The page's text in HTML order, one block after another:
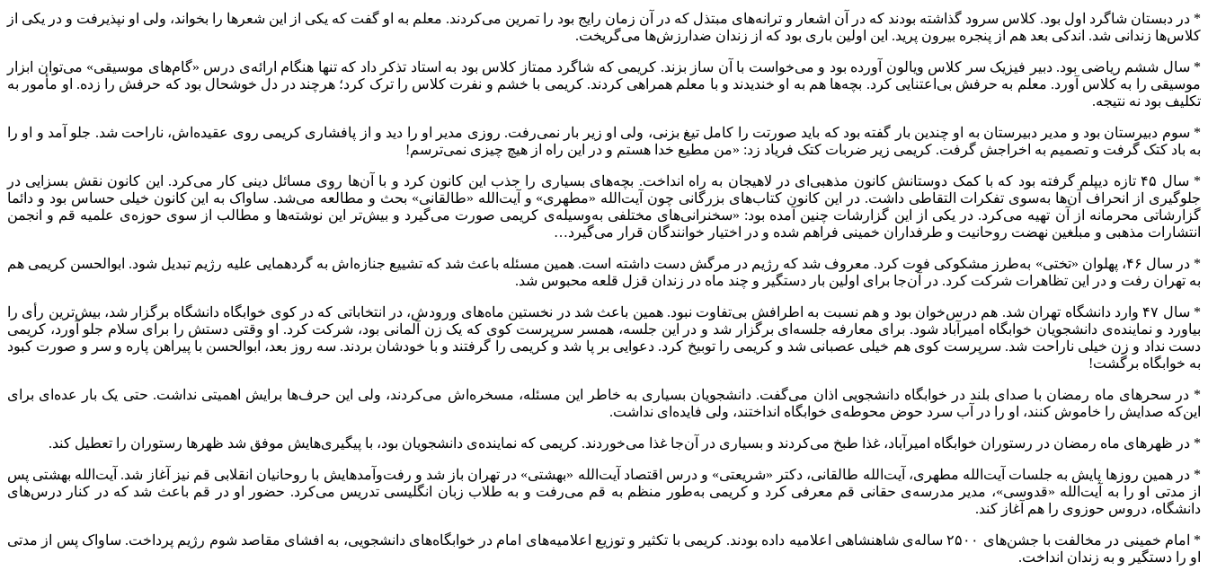
* در دبستان شاگرد اول بود. کلاس سرود گذاشته بودند که در آن اشعار و ترانه‌های مبتذل که در آن زمان رایج بود را تمرین می‌کردند. معلم به او گفت که یکی از این شعرها را بخواند، ولی او نپذیرفت و در یکی از
کلاس‌ها زندانی شد. اندکی بعد هم از پنجره بیرون پرید. این اولین باری بود که از زندان ضد‌ارزش‌ها می‌گریخت.
* سال ششم ریاضی بود. دبیر فیزیک سر کلاس ویالون آورده بود و می‌خواست با آن ساز بزند. کریمی که شاگرد ممتاز کلاس بود به استاد تذکر داد که تنها هنگام ارائه‌ی درس «گام‌های موسیقی» می‌توان ابزار
موسیقی را به کلاس آورد. معلم به حرفش بی‌اعتنایی کرد. بچه‌ها هم به او خندیدند و با معلم همراهی کردند. کریمی با خشم و نفرت کلاس را ترک کرد؛ هرچند در دل خوشحال بود که حرفش را زده. او مأمور به
تکلیف بود نه نتیجه.
* سوم دبیرستان بود و مدیر دبیرستان به او چندین بار گفته بود که باید صورتت را کامل تیغ بزنی، ولی او زیر بار نمی‌رفت. روزی مدیر او را دید و از پافشاری کریمی روی عقیده‌اش، ناراحت شد. جلو آمد و او را
به باد کتک گرفت و تصمیم به اخراجش گرفت. کریمی زیر ضربات کتک فریاد ‌زد: «من مطیع خدا هستم و در این راه از هیچ چیزی نمی‌ترسم!
* سال ۴۵ تازه دیپلم گرفته بود که با کمک دوستانش کانون مذهبی‌ای در لاهیجان به راه انداخت. بچه‌های بسیاری را جذب این کانون کرد و با آن‌ها روی مسائل دینی کار می‌کرد. این کانون نقش بسزایی در
جلوگیری از انحراف آن‌ها به‌سوی تفکرات التقاطی داشت. در این کانون کتاب‌های بزرگانی چون آیت‌الله «مطهری» و آیت‌الله «طالقانی» بحث و مطالعه می‌شد. ساواک به این کانون خیلی حساس بود و دائما
گزارشاتی محرمانه از آن تهیه می‌کرد. در یکی از این گزارشات چنین آمده بود: «سخنرانی‌های مختلفی به‌وسیله‌ی کریمی صورت می‌گیرد و بیش‌تر این نوشته‌ها و مطالب از سوی حوزه‌ی علمیه قم و انجمن
انتشارات مذهبی و مبلغین نهضت روحانیت و طرفداران خمینی فراهم شده و در اختیار خوانندگان قرار می‌گیرد…
* در سال ۴۶، پهلوان «تختی» به‌طرز مشکوکی فوت کرد. معروف شد که رژیم در مرگش دست داشته است. همین مسئله باعث شد که تشییع جنازه‌اش به گردهمایی علیه رژیم تبدیل شود. ابوالحسن کریمی هم
به تهران رفت و در این تظاهرات شرکت کرد. در آن‌جا برای اولین بار دستگیر و چند ماه در زندان قزل قلعه محبوس شد.
* سال ۴۷ وارد دانشگاه تهران شد. هم درس‌خوان بود و هم نسبت به اطرافش بی‌تفاوت نبود. همین باعث شد در نخستین ماه‌های ورودش، در انتخاباتی که در کوی خوابگاه دانشگاه برگزار شد، بیش‌ترین رأی را
بیاورد و نماینده‌ی دانشجویان خوابگاه امیرآباد شود. برای معارفه جلسه‌ای برگزار شد و در این جلسه، همسر سرپرست کوی که یک زن آلمانی بود، شرکت کرد. او وقتی دستش را برای سلام جلو آورد، کریمی
دست نداد و زن خیلی ناراحت شد. سرپرست کوی هم خیلی عصبانی شد و کریمی را توبیخ کرد. دعوایی بر پا شد و کریمی را گرفتند و با خودشان بردند. سه روز بعد، ابوالحسن با پیراهن پاره و سر و صورت کبود
به خوابگاه برگشت!
* در سحرهای ماه رمضان با صدای بلند در خوابگاه دانشجویی اذان می‌گفت. دانشجویان بسیاری به خاطر این مسئله، مسخره‌اش می‌کردند، ولی این حرف‌ها برایش اهمیتی نداشت. حتی یک بار عده‌ای برای
این‌که صدایش را خاموش کنند، او را در آب سرد حوض محوطه‌ی خوابگاه انداختند، ولی فایده‌ای نداشت.
* در ظهرهای ماه رمضان در رستوران خوابگاه امیرآباد، غذا طبخ می‌کردند و بسیاری در آن‌جا غذا می‌خوردند. کریمی که نماینده‌ی دانشجویان بود، با پیگیری‌هایش موفق شد ظهرها رستوران را تعطیل کند.
* در همین روزها پایش به جلسات آیت‌الله مطهری، آیت‌الله طالقانی، دکتر «شریعتی» و درس اقتصاد آیت‌الله «بهشتی» در تهران باز شد و رفت‌وآمدهایش با روحانیان انقلابی قم نیز آغاز شد. آیت‌الله بهشتی پس
از مدتی او را به آیت‌الله «قدوسی»، مدیر مدرسه‌ی حقانی قم معرفی کرد و کریمی به‌طور منظم به قم می‌رفت و به طلاب زبان انگلیسی تدریس می‌کرد. حضور او در قم باعث شد که در کنار درس‌های
دانشگاه، دروس حوزوی را هم آغاز کند.
* امام خمینی در مخالفت با جشن‌های ۲۵۰۰ ساله‌ی شاهنشاهی اعلامیه داده بودند. کریمی با تکثیر و توزیع اعلامیه‌های امام در خوابگاه‌های دانشجویی، به افشای مقاصد شوم رژیم پرداخت. ساواک پس از مدتی
او را دستگیر و به زندان انداخت.